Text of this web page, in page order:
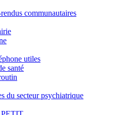
communautaires
utiles
santé
du secteur psychiatrique